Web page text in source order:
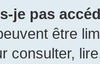
je pas
être
consulter,